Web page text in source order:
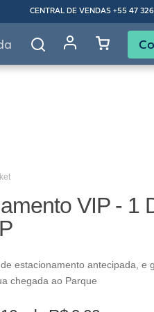
CENTRAL DE VENDAS +55 47
VIP - 1
estacionamento antecipada, e
chegada ao Parque